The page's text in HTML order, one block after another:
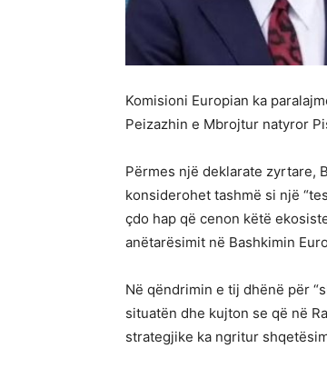
Komisioni Europian ka
Peizazhin e Mbrojtur natyror
Përmes një deklarate zyrtare,
konsiderohet tashmë si një
çdo hap që cenon këtë
anëtarësimit në Bashkimin
Në qëndrimin e tij dhënë për
situatën dhe kujton se që në
strategjike ka ngritur